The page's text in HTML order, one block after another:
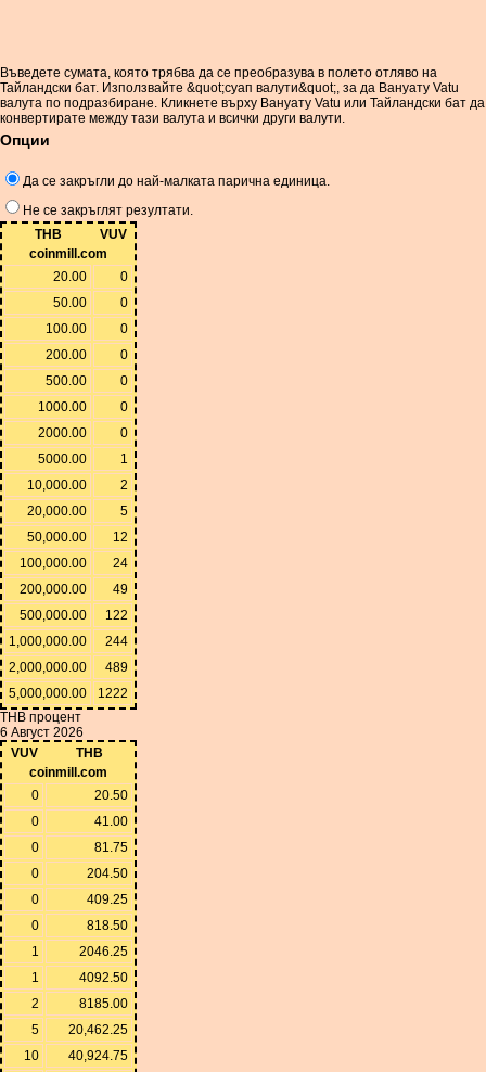
Въведете сумата, която трябва да се преобразува в полето отляво на
Тайландски бат. Използвайте &quot;суап валути&quot;, за да Вануату Vatu
валута по подразбиране. Кликнете върху Вануату Vatu или Тайландски бат да
конвертирате между тази валута и всички други валути.
Опции
Да се ​​закръгли до най-малката парична единица.
Не се закръглят резултати.
THB
VUV
coinmill.com
20.00
0
50.00
0
100.00
0
200.00
0
500.00
0
1000.00
0
2000.00
0
5000.00
1
10,000.00
2
20,000.00
5
50,000.00
12
100,000.00
24
200,000.00
49
500,000.00
122
1,000,000.00
244
2,000,000.00
489
5,000,000.00
1222
THB процент
6 Август 2026
VUV
THB
coinmill.com
0
20.50
0
41.00
0
81.75
0
204.50
0
409.25
0
818.50
1
2046.25
1
4092.50
2
8185.00
5
20,462.25
10
40,924.75